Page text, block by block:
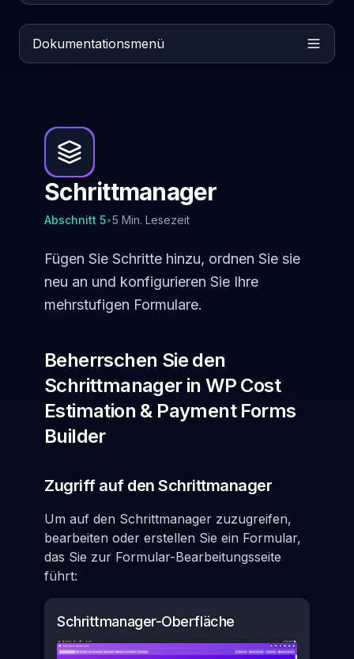
Dokumentationsmenü
Schrittmanager
Abschnitt 5•5 Min. Lesezeit
Fügen Sie Schritte hinzu, ordnen Sie sie
neu an und konfigurieren Sie Ihre
mehrstufigen Formulare.
Beherrschen Sie den
Schrittmanager in WP Cost
Estimation & Payment Forms
Builder
Zugriff auf den Schrittmanager
Um auf den Schrittmanager zuzugreifen,
bearbeiten oder erstellen Sie ein Formular,
das Sie zur Formular-Bearbeitungsseite
führt:
Schrittmanager-Oberfläche